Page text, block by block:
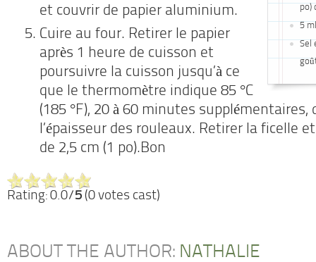
po)
5
Sel
et couvrir de papier aluminium.
Cuire au four. Retirer le papier
après 1 heure de cuisson et
poursuivre la cuisson jusqu’à ce
que le thermomètre indique 85 °C
(185 °F), 20 à 60 minutes
l’épaisseur des rouleaux. Retirer la ficelle
de 2,5 cm (1 po).Bon
Rating: 0.0/5 (0 votes cast)
ABOUT THE AUTHOR: NATHALIE